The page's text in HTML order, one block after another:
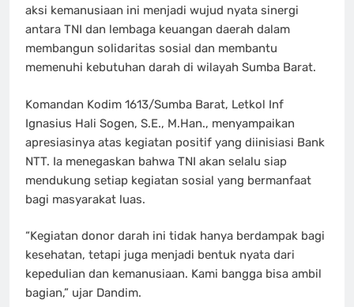
aksi kemanusiaan ini menjadi wujud nyata sinergi
antara TNI dan lembaga keuangan daerah dalam
membangun solidaritas sosial dan membantu
memenuhi kebutuhan darah di wilayah Sumba Barat.
Komandan Kodim 1613/Sumba Barat, Letkol Inf
Ignasius Hali Sogen, S.E., M.Han., menyampaikan
apresiasinya atas kegiatan positif yang diinisiasi Bank
NTT. Ia menegaskan bahwa TNI akan selalu siap
mendukung setiap kegiatan sosial yang bermanfaat
bagi masyarakat luas.
“Kegiatan donor darah ini tidak hanya berdampak bagi
kesehatan, tetapi juga menjadi bentuk nyata dari
kepedulian dan kemanusiaan. Kami bangga bisa ambil
bagian,” ujar Dandim.